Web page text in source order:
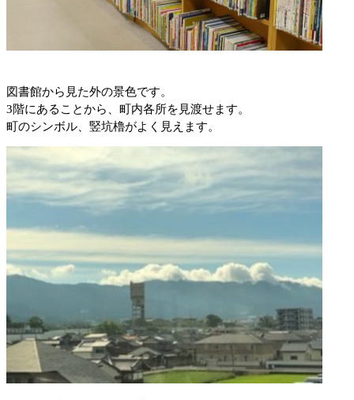
図書館から見た外の景色です。
3階にあることから、町内各所を見渡せます。
町のシンボル、竪坑櫓がよく見えます。